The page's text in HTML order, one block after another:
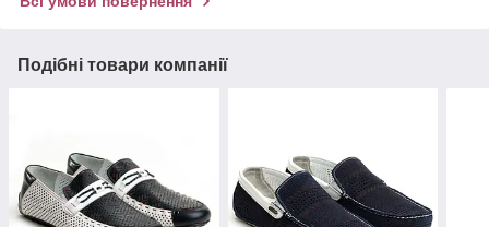
Подібні товари компанії